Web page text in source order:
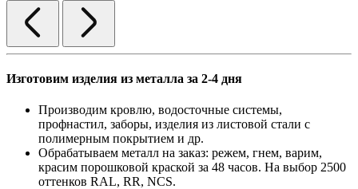
Изготовим изделия из металла за 2-4 дня
Производим кровлю, водосточные системы,
профнастил, заборы, изделия из листовой стали с
полимерным покрытием и др.
Обрабатываем металл на заказ: режем, гнем, варим,
красим порошковой краской за 48 часов. На выбор 2500
оттенков RAL, RR, NCS.